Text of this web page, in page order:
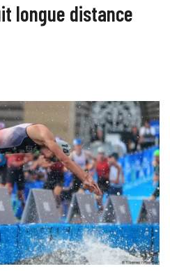
longue distance